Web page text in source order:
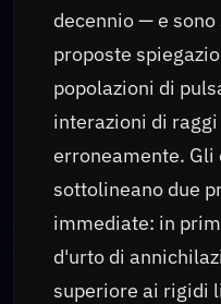
decennio — e
proposte
popolazioni di
interazioni di
erroneamente.
sottolineano due
immediate: in
d'urto di
superiore ai rigidi